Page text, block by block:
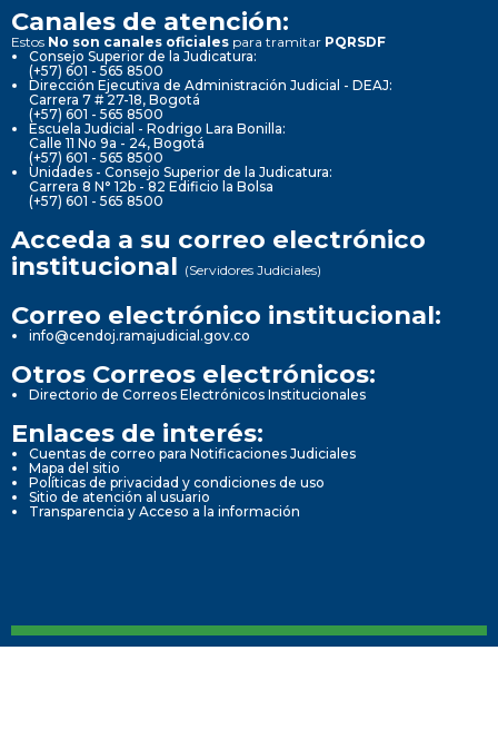
Canales de atención:
Estos No son canales oficiales para tramitar PQRSDF
Consejo Superior de la Judicatura:
(+57) 601 - 565 8500
Dirección Ejecutiva de Administración Judicial - DEAJ:
Carrera 7 # 27-18, Bogotá
(+57) 601 - 565 8500
Escuela Judicial - Rodrigo Lara Bonilla:
Calle 11 No 9a - 24, Bogotá
(+57) 601 - 565 8500
Unidades - Consejo Superior de la Judicatura:
Carrera 8 N° 12b - 82 Edificio la Bolsa
(+57) 601 - 565 8500
Acceda a su correo electrónico
institucional (Servidores Judiciales)
Correo electrónico institucional:
info@cendoj.ramajudicial.gov.co
Otros Correos electrónicos:
Directorio de Correos Electrónicos Institucionales
Enlaces de interés:
Cuentas de correo para Notificaciones Judiciales
Mapa del sitio
Políticas de privacidad y condiciones de uso
Sitio de atención al usuario
Transparencia y Acceso a la información